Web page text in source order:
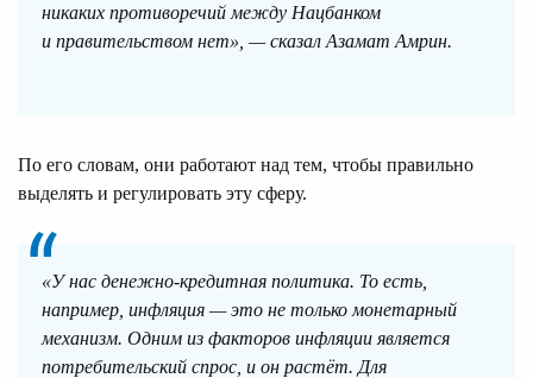
никаких противоречий между Нацбанком
и правительством нет», — сказал Азамат Амрин.
По его словам, они работают над тем, чтобы правильно
выделять и регулировать эту сферу.
«У нас денежно-кредитная политика. То есть,
например, инфляция — это не только монетарный
механизм. Одним из факторов инфляции является
потребительский спрос, и он растёт. Для